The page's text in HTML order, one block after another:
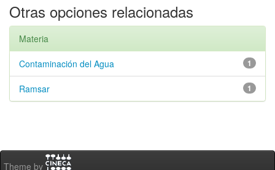
Otras opciones relacionadas
Materia
1
Contaminación del Agua
1
Ramsar
Theme by